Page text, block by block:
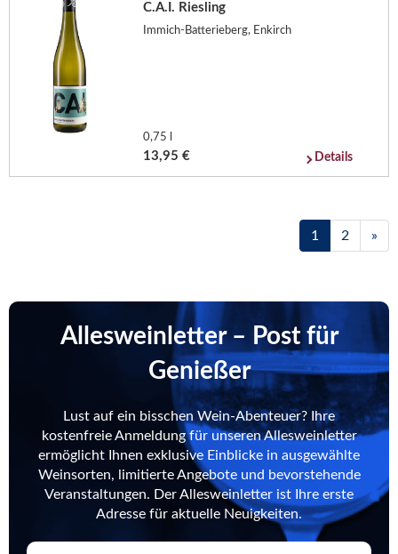
C.A.I. Riesling
Immich-Batterieberg, Enkirch
0,75 l
13,95 € Details
1 2 »
Allesweinletter – Post für
Genießer
Lust auf ein bisschen Wein-Abenteuer? Ihre
kostenfreie Anmeldung für unseren Allesweinletter
ermöglicht Ihnen exklusive Einblicke in ausgewählte
Weinsorten, limitierte Angebote und bevorstehende
Veranstaltungen. Der Allesweinletter ist Ihre erste
Adresse für aktuelle Neuigkeiten.